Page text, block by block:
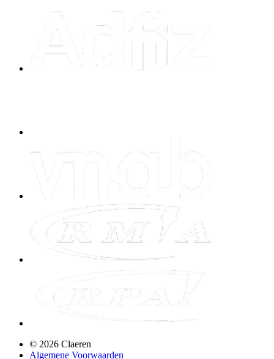
© 2026 Claeren
Algemene Voorwaarden